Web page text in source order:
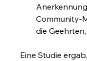
Community-
die
Eine Studie